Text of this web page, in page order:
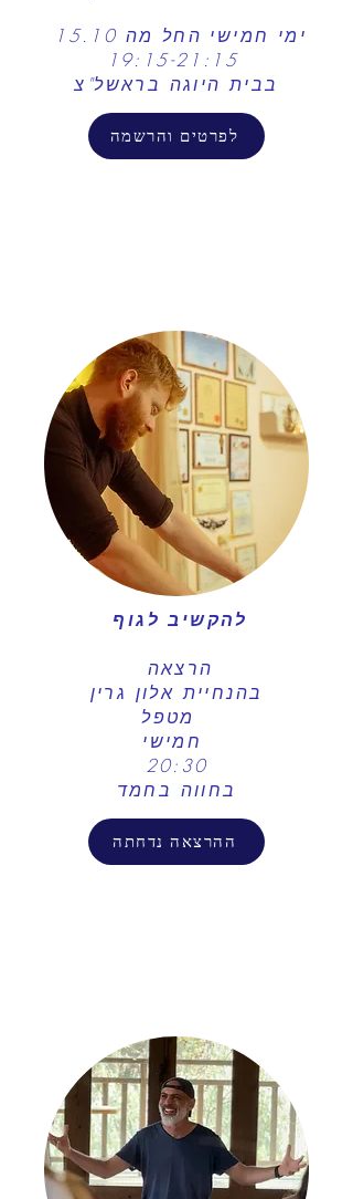
ימי חמישי החל מה 15.10
19:15-21:15
בבית היוגה בראשל"צ
לפרטים והרשמה
להקשיב לגוף
הרצאה
בהנחיית אלון גרין
20:30
​בחווה בחמד
ההרצאה נדחתה